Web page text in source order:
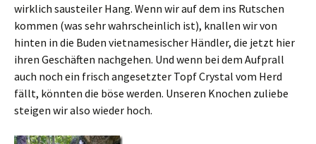
wirklich sausteiler Hang. Wenn wir auf dem ins Rutschen
kommen (was sehr wahrscheinlich ist), knallen wir von
hinten in die Buden vietnamesischer Händler, die jetzt hier
ihren Geschäften nachgehen. Und wenn bei dem Aufprall
auch noch ein frisch angesetzter Topf Crystal vom Herd
fällt, könnten die böse werden. Unseren Knochen zuliebe
steigen wir also wieder hoch.